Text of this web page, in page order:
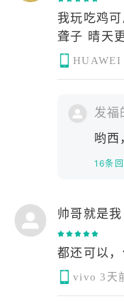
我玩吃鸡
聋子 晴天
HUAWEI
发福
哟西
16条
帅哥就是我
都还可以
vivo 3天